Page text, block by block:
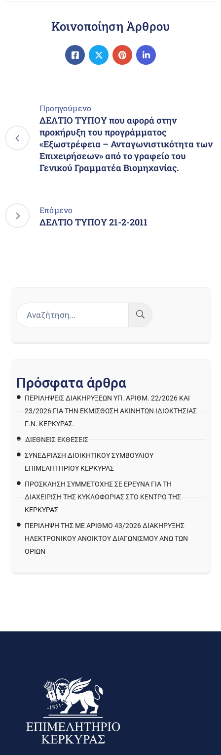
Κοινοποίηση Άρθρου
Προηγούμενο
ΔΕΛΤΙΟ ΤΥΠΟΥ που αφορά στην
προκήρυξη του προγράμματος
«Εξωστρέφεια – Ανταγωνιστικότητα των
Επιχειρήσεων» από το γραφείο του
Γενικού Γραμματέα Βιομηχανίας.
Επόμενο
ΔΕΛΤΙΟ ΤΥΠΟΥ 21-2-2011
Πρόσφατα άρθρα
ΠΕΡΙΛΉΨΕΙΣ ΔΙΑΚΗΡΎΞΕΩΝ ΥΠ. ΑΡΙΘΜ. 22/2026 ΚΑΙ
23/2026 ΓΙΑ ΤΗΝ ΕΚΜΊΣΘΩΣΗ ΑΚΙΝΉΤΩΝ ΙΔΙΟΚΤΗΣΊΑΣ
Γ.Ν. ΚΈΡΚΥΡΑΣ.
ΔΙΕΘΝΕΙΣ ΕΚΘΕΣΕΙΣ
ΣΥΝΕΔΡΙΑΣΗ ΔΙΟΙΚΗΤΙΚΟΥ ΣΥΜΒΟΥΛΙΟΥ
ΕΠΙΜΕΛΗΤΗΡΙΟΥ ΚΕΡΚΥΡΑΣ
ΠΡΌΣΚΛΗΣΗ ΣΥΜΜΕΤΟΧΉΣ ΣΕ ΈΡΕΥΝΑ ΓΙΑ ΤΗ
ΔΙΑΧΕΊΡΙΣΗ ΤΗΣ ΚΥΚΛΟΦΟΡΊΑΣ ΣΤΟ ΚΈΝΤΡΟ ΤΗΣ
ΚΈΡΚΥΡΑΣ
ΠΕΡΙΛΗΨΗ ΤΗΣ ΜΕ ΑΡΙΘΜΟ 43/2026 ΔΙΑΚΗΡΥΞΗΣ
ΗΛΕΚΤΡΟΝΙΚΟΥ ΑΝΟΙΚΤΟΥ ΔΙΑΓΩΝΙΣΜΟΥ ΑΝΩ ΤΩΝ
ΟΡΙΩΝ